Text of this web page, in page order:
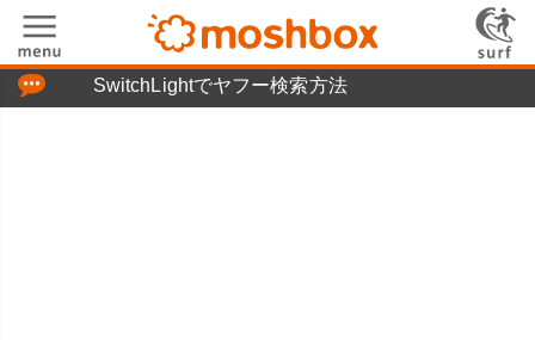
SwitchLightでヤフー検索方法
「つぶやき」の使い方